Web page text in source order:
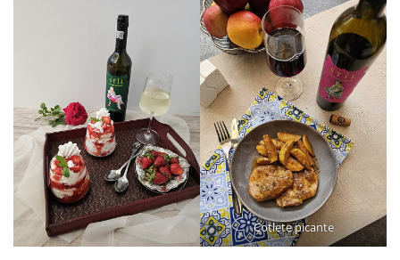
Cotlete picante